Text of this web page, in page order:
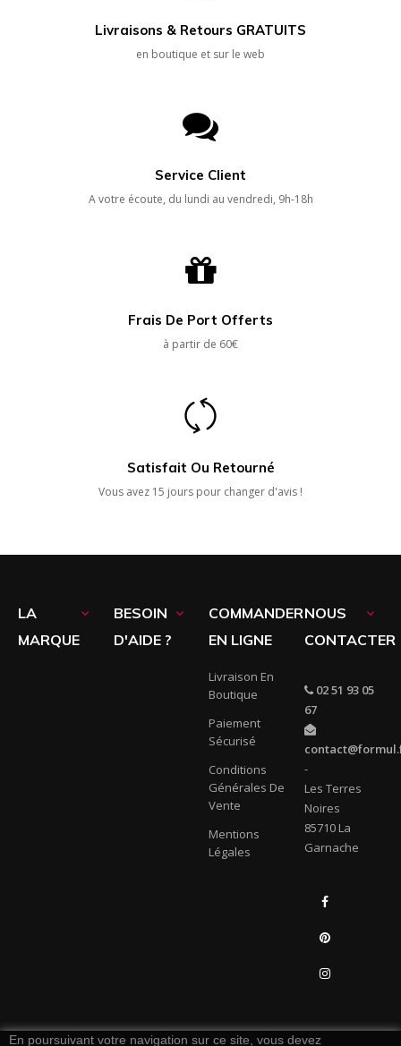
Livraisons & Retours GRATUITS
en boutique et sur le web
Service Client
A votre écoute, du lundi au vendredi, 9h-18h
Frais De Port Offerts
à partir de 60€
Satisfait Ou Retourné
Vous avez 15 jours pour changer d'avis !
LA
MARQUE

BESOIN
D'AIDE ?

COMMANDER
EN LIGNE
Livraison En
Boutique
Paiement
Sécurisé
Conditions
Générales De
Vente
Mentions
Légales
NOUS
CONTACTER

02 51 93 05
67
-
Les Terres
Noires
85710 La
Garnache
En poursuivant votre navigation sur ce site, vous devez